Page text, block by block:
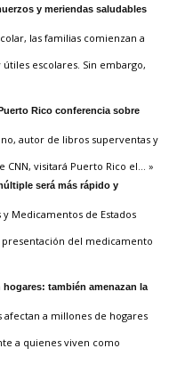
y meriendas saludables
las familias comienzan a
escolares. Sin embargo,
Rico conferencia sobre
autor de libros superventas y
CNN, visitará Puerto Rico el … »
será más rápido y
Medicamentos de Estados
presentación del medicamento
también amenazan la
afectan a millones de hogares
a quienes viven como